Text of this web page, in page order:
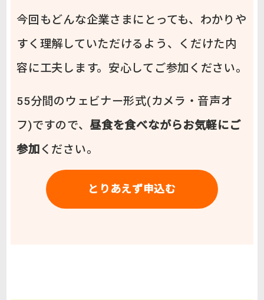
今回もどんな企業さまにとっても、わかりや
すく理解していただけるよう、くだけた内
容に工夫します。安心してご参加ください。
55分間のウェビナー形式(カメラ・音声オ
フ)ですので、昼食を食べながらお気軽にご
参加 ください。
とりあえず申込む